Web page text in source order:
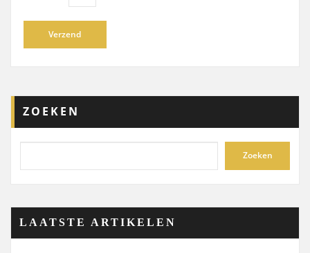
ZOEKEN
Zoeken
LAATSTE ARTIKELEN